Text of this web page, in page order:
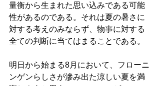
量衡から生まれた思い込みである可能
性があるのである。それは夏の暑さに
対する考えのみならず、物事に対する
全ての判断に当てはまることである。
明日から始まる8月において、フローニ
ンゲンらしさが滲み出た涼しい夏を満